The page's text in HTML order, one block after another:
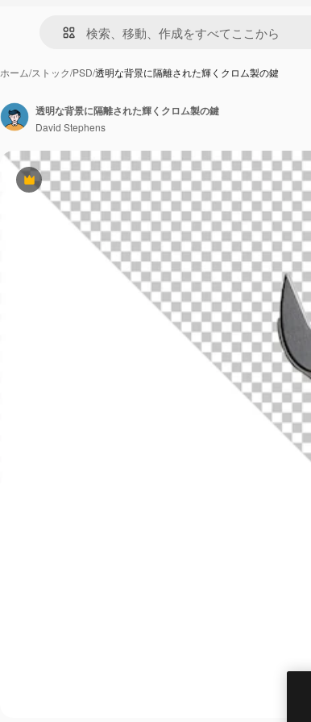
ホーム/ストック/PSD/透明な背景に隔離された輝くクロム製の鍵
Premium
透明な背景に隔離された輝くクロム製の鍵
David Stephens